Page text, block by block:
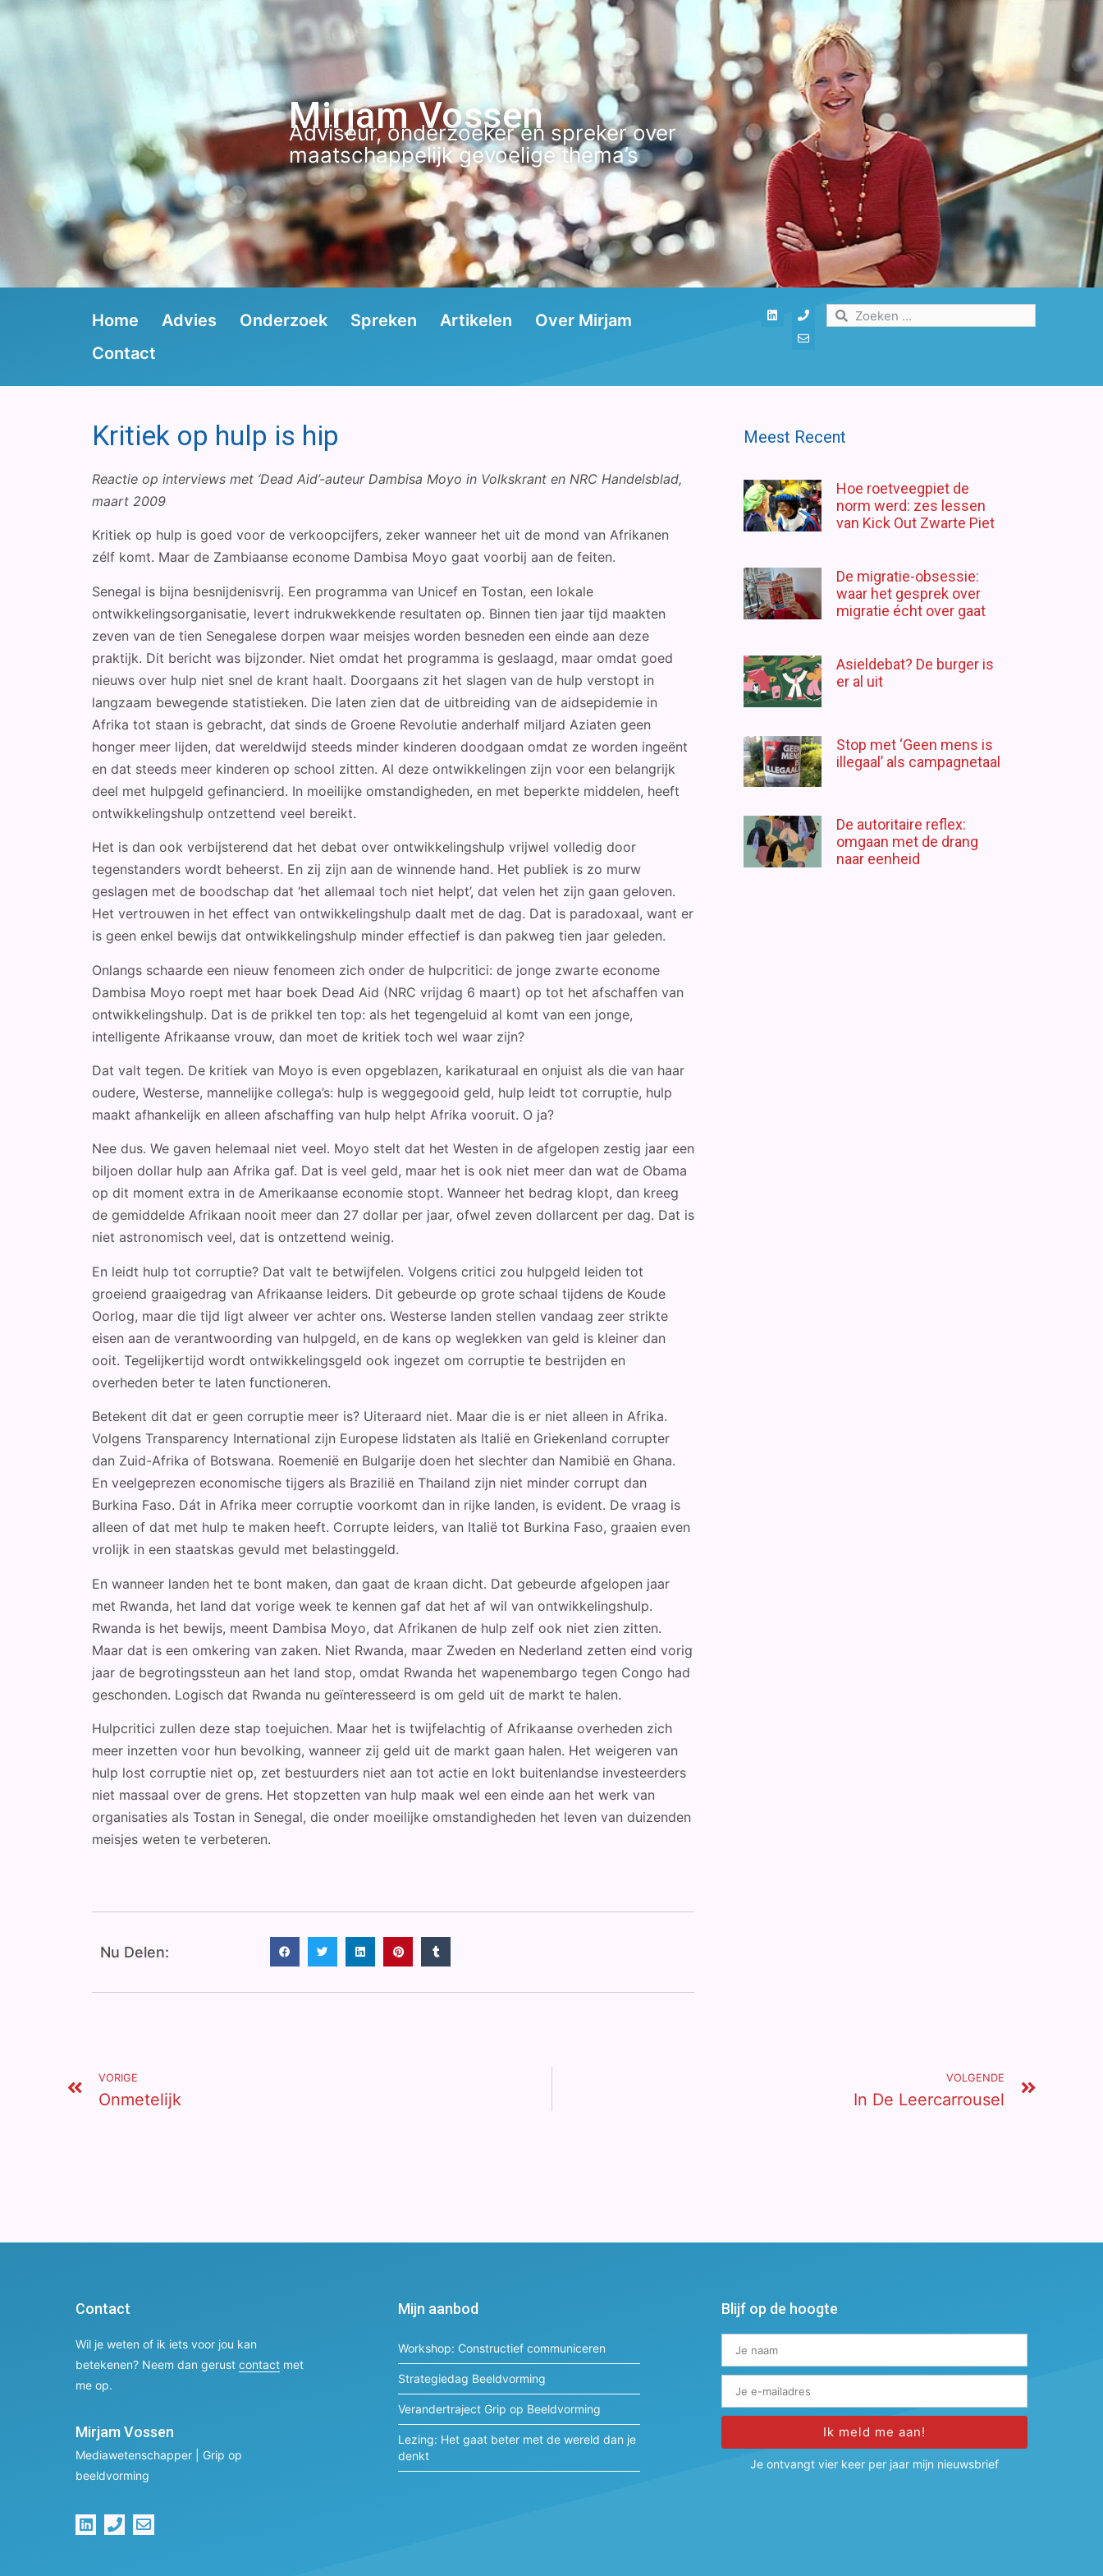
Mirjam Vossen
Adviseur, onderzoeker en spreker over
maatschappelijk gevoelige thema’s
Home Advies Onderzoek Spreken Artikelen
Over Mirjam
Contact
Kritiek op hulp is hip
Reactie op interviews met ‘Dead Aid’-auteur Dambisa Moyo in Volkskrant en NRC Handelsblad,
maart 2009
Kritiek op hulp is goed voor de verkoopcijfers, zeker wanneer het uit de mond van Afrikanen
zélf komt. Maar de Zambiaanse econome Dambisa Moyo gaat voorbij aan de feiten.
Senegal is bijna besnijdenisvrij. Een programma van Unicef en Tostan, een lokale
ontwikkelingsorganisatie, levert indrukwekkende resultaten op. Binnen tien jaar tijd maakten
zeven van de tien Senegalese dorpen waar meisjes worden besneden een einde aan deze
praktijk. Dit bericht was bijzonder. Niet omdat het programma is geslaagd, maar omdat goed
nieuws over hulp niet snel de krant haalt. Doorgaans zit het slagen van de hulp verstopt in
langzaam bewegende statistieken. Die laten zien dat de uitbreiding van de aidsepidemie in
Afrika tot staan is gebracht, dat sinds de Groene Revolutie anderhalf miljard Aziaten geen
honger meer lijden, dat wereldwijd steeds minder kinderen doodgaan omdat ze worden ingeënt
en dat steeds meer kinderen op school zitten. Al deze ontwikkelingen zijn voor een belangrijk
deel met hulpgeld gefinancierd. In moeilijke omstandigheden, en met beperkte middelen, heeft
ontwikkelingshulp ontzettend veel bereikt.
Het is dan ook verbijsterend dat het debat over ontwikkelingshulp vrijwel volledig door
tegenstanders wordt beheerst. En zij zijn aan de winnende hand. Het publiek is zo murw
geslagen met de boodschap dat ‘het allemaal toch niet helpt’, dat velen het zijn gaan geloven.
Het vertrouwen in het effect van ontwikkelingshulp daalt met de dag. Dat is paradoxaal, want er
is geen enkel bewijs dat ontwikkelingshulp minder effectief is dan pakweg tien jaar geleden.
Onlangs schaarde een nieuw fenomeen zich onder de hulpcritici: de jonge zwarte econome
Dambisa Moyo roept met haar boek Dead Aid (NRC vrijdag 6 maart) op tot het afschaffen van
ontwikkelingshulp. Dat is de prikkel ten top: als het tegengeluid al komt van een jonge,
intelligente Afrikaanse vrouw, dan moet de kritiek toch wel waar zijn?
Dat valt tegen. De kritiek van Moyo is even opgeblazen, karikaturaal en onjuist als die van haar
oudere, Westerse, mannelijke collega’s: hulp is weggegooid geld, hulp leidt tot corruptie, hulp
maakt afhankelijk en alleen afschaffing van hulp helpt Afrika vooruit. O ja?
Nee dus. We gaven helemaal niet veel. Moyo stelt dat het Westen in de afgelopen zestig jaar een
biljoen dollar hulp aan Afrika gaf. Dat is veel geld, maar het is ook niet meer dan wat de Obama
op dit moment extra in de Amerikaanse economie stopt. Wanneer het bedrag klopt, dan kreeg
de gemiddelde Afrikaan nooit meer dan 27 dollar per jaar, ofwel zeven dollarcent per dag. Dat is
niet astronomisch veel, dat is ontzettend weinig.
En leidt hulp tot corruptie? Dat valt te betwijfelen. Volgens critici zou hulpgeld leiden tot
groeiend graaigedrag van Afrikaanse leiders. Dit gebeurde op grote schaal tijdens de Koude
Oorlog, maar die tijd ligt alweer ver achter ons. Westerse landen stellen vandaag zeer strikte
eisen aan de verantwoording van hulpgeld, en de kans op weglekken van geld is kleiner dan
ooit. Tegelijkertijd wordt ontwikkelingsgeld ook ingezet om corruptie te bestrijden en
overheden beter te laten functioneren.
Betekent dit dat er geen corruptie meer is? Uiteraard niet. Maar die is er niet alleen in Afrika.
Volgens Transparency International zijn Europese lidstaten als Italië en Griekenland corrupter
dan Zuid-Afrika of Botswana. Roemenië en Bulgarije doen het slechter dan Namibië en Ghana.
En veelgeprezen economische tijgers als Brazilië en Thailand zijn niet minder corrupt dan
Burkina Faso. Dát in Afrika meer corruptie voorkomt dan in rijke landen, is evident. De vraag is
alleen of dat met hulp te maken heeft. Corrupte leiders, van Italië tot Burkina Faso, graaien even
vrolijk in een staatskas gevuld met belastinggeld.
En wanneer landen het te bont maken, dan gaat de kraan dicht. Dat gebeurde afgelopen jaar
met Rwanda, het land dat vorige week te kennen gaf dat het af wil van ontwikkelingshulp.
Rwanda is het bewijs, meent Dambisa Moyo, dat Afrikanen de hulp zelf ook niet zien zitten.
Maar dat is een omkering van zaken. Niet Rwanda, maar Zweden en Nederland zetten eind vorig
jaar de begrotingssteun aan het land stop, omdat Rwanda het wapenembargo tegen Congo had
geschonden. Logisch dat Rwanda nu geïnteresseerd is om geld uit de markt te halen.
Hulpcritici zullen deze stap toejuichen. Maar het is twijfelachtig of Afrikaanse overheden zich
meer inzetten voor hun bevolking, wanneer zij geld uit de markt gaan halen. Het weigeren van
hulp lost corruptie niet op, zet bestuurders niet aan tot actie en lokt buitenlandse investeerders
niet massaal over de grens. Het stopzetten van hulp maak wel een einde aan het werk van
organisaties als Tostan in Senegal, die onder moeilijke omstandigheden het leven van duizenden
meisjes weten te verbeteren.
Nu Delen:
Meest Recent
Hoe roetveegpiet de
norm werd: zes lessen
van Kick Out Zwarte Piet
De migratie-obsessie:
waar het gesprek over
migratie écht over gaat
Asieldebat? De burger is
er al uit
Stop met ‘Geen mens is
illegaal’ als campagnetaal
De autoritaire reflex:
omgaan met de drang
naar eenheid
VORIGE
Onmetelijk
VOLGENDE
In De Leercarrousel
Contact
Wil je weten of ik iets voor jou kan
betekenen? Neem dan gerust contact met
me op.
Mirjam Vossen
Mediawetenschapper | Grip op
beeldvorming
Mijn aanbod
Workshop: Constructief communiceren
Strategiedag Beeldvorming
Verandertraject Grip op Beeldvorming
Lezing: Het gaat beter met de wereld dan je
denkt
Blijf op de hoogte
Ik meld me aan!
Alternative:
Je ontvangt vier keer per jaar mijn nieuwsbrief